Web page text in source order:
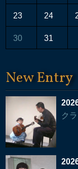
23 24
30 31
New Entry
ク